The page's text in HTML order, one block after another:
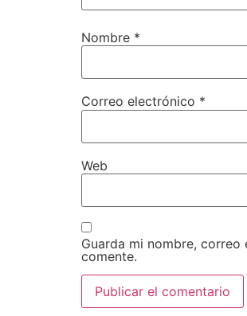
Nombre *
Correo electrónico *
Web
Guarda mi nombre,
comente.